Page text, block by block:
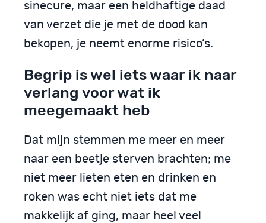
sinecure, maar een heldhaftige daad
van verzet die je met de dood kan
bekopen, je neemt enorme risico’s.
Begrip is wel iets waar ik naar
verlang voor wat ik
meegemaakt heb
Dat mijn stemmen me meer en meer
naar een beetje sterven brachten; me
niet meer lieten eten en drinken en
roken was echt niet iets dat me
makkelijk af ging, maar heel veel